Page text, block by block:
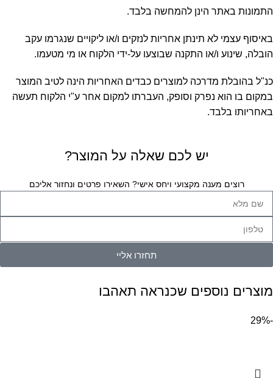
התמונות באתר הינן להמחשה בלבד.
באיסוף עצמי לא תינתן אחריות לנזקים ו/או ליקויים שנגרמו עקב
הובלה, שינוע ו/או התקנה שבוצעו על-ידי הלקוח או מי מטעמו.
כנ"ל בהובלת מדרכה למוצרים כבדים האחריות הינה לטיב המוצר
במקום בו הוא נפרק וסופק, העברתו למקום אחר ע"י הלקוח תעשה
באחריותו בלבד.
יש לכם שאלה על המוצר?
רוצים מענה מקצועי ויחס אישי? השאירו פרטים ונחזור אליכם
תחזרו אליי
מוצרים נוספים שכנראה תאהבו
-29%